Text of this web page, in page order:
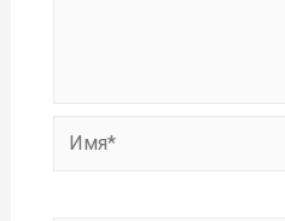
Имя*